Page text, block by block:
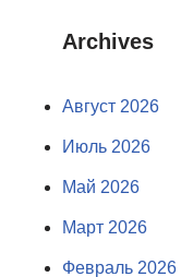
Archives
Август 2026
Июль 2026
Май 2026
Март 2026
Февраль 2026